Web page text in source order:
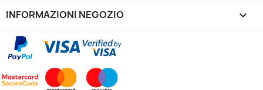
INFORMAZIONI NEGOZIO keyboard_arrow_down